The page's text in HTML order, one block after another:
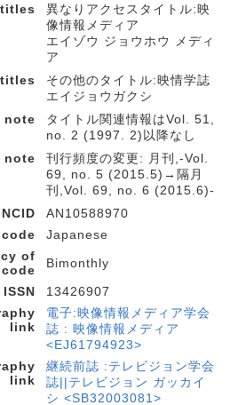
異なりアクセスタイトル:映
像情報メディア
エイゾウ ジョウホウ メディ
ア
その他のタイトル:映情学誌
エイジョウガクシ
note
タイトル関連情報はVol. 51,
no. 2 (1997. 2)以降なし
note
刊行頻度の変更: 月刊,-Vol.
69, no. 5 (2015.5)→隔月
刊,Vol. 69, no. 6 (2015.6)-
NCID
AN10588970
Japanese
of
Bimonthly
ISSN
13426907
link
電子:映像情報メディア学会
誌 : 映像情報メディア
<EJ61794923>
link
継続前誌 :テレビジョン学会
誌||テレビジョン ガッカイ
シ <SB32003081>